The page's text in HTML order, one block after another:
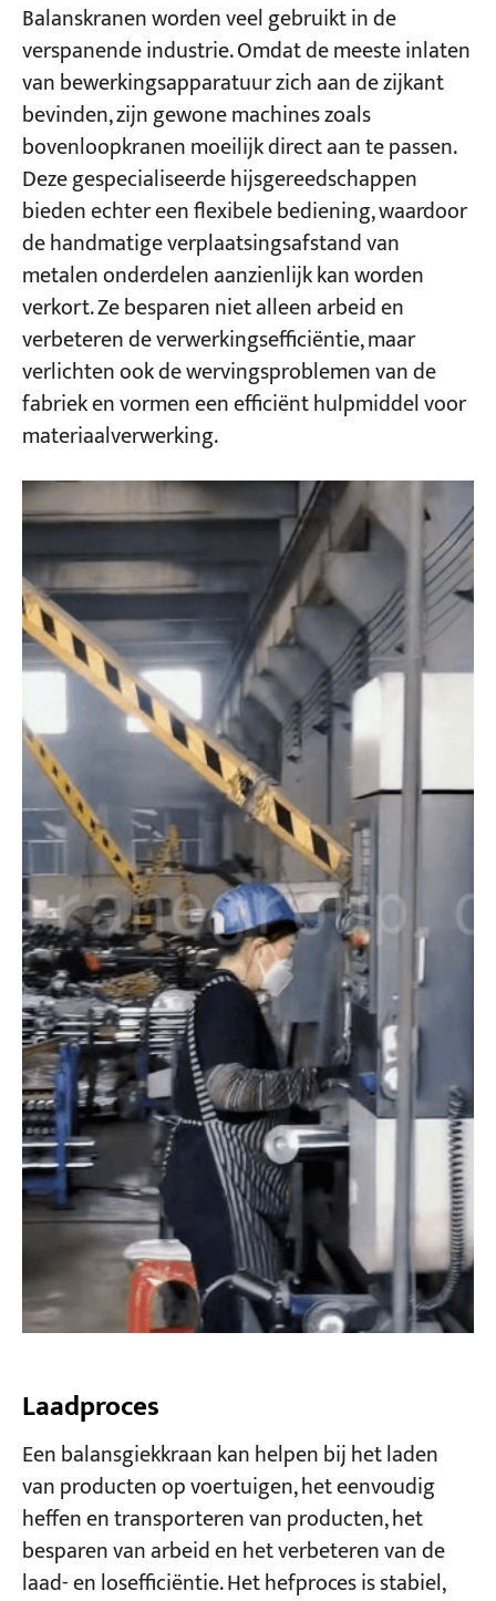
Balanskranen worden veel gebruikt in de
verspanende industrie. Omdat de meeste inlaten
van bewerkingsapparatuur zich aan de zijkant
bevinden, zijn gewone machines zoals
bovenloopkranen moeilijk direct aan te passen.
Deze gespecialiseerde hijsgereedschappen
bieden echter een flexibele bediening, waardoor
de handmatige verplaatsingsafstand van
metalen onderdelen aanzienlijk kan worden
verkort. Ze besparen niet alleen arbeid en
verbeteren de verwerkingsefficiëntie, maar
verlichten ook de wervingsproblemen van de
fabriek en vormen een efficiënt hulpmiddel voor
materiaalverwerking.
Laadproces
Een balansgiekkraan kan helpen bij het laden
van producten op voertuigen, het eenvoudig
heffen en transporteren van producten, het
besparen van arbeid en het verbeteren van de
laad- en losefficiëntie. Het hefproces is stabiel,